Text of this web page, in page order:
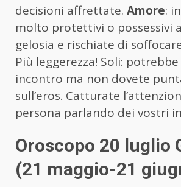
decisioni affrettate. Amore:
molto protettivi o possessivi
gelosia e rischiate di
Più leggerezza! Soli:
incontro ma non dovete
sull’eros. Catturate
persona parlando dei vostri
Oroscopo 20 luglio
(21 maggio-21